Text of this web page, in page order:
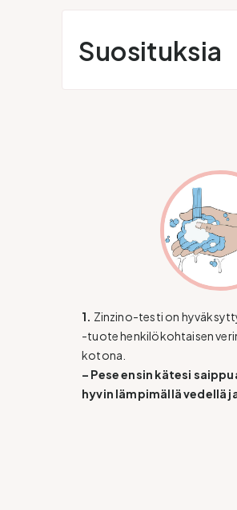
Suosituksia
1. Zinzino-testi on
-tuote henkilökohtaisen
kotona.
– Pese ensin kätesi
hyvin lämpimällä vedellä